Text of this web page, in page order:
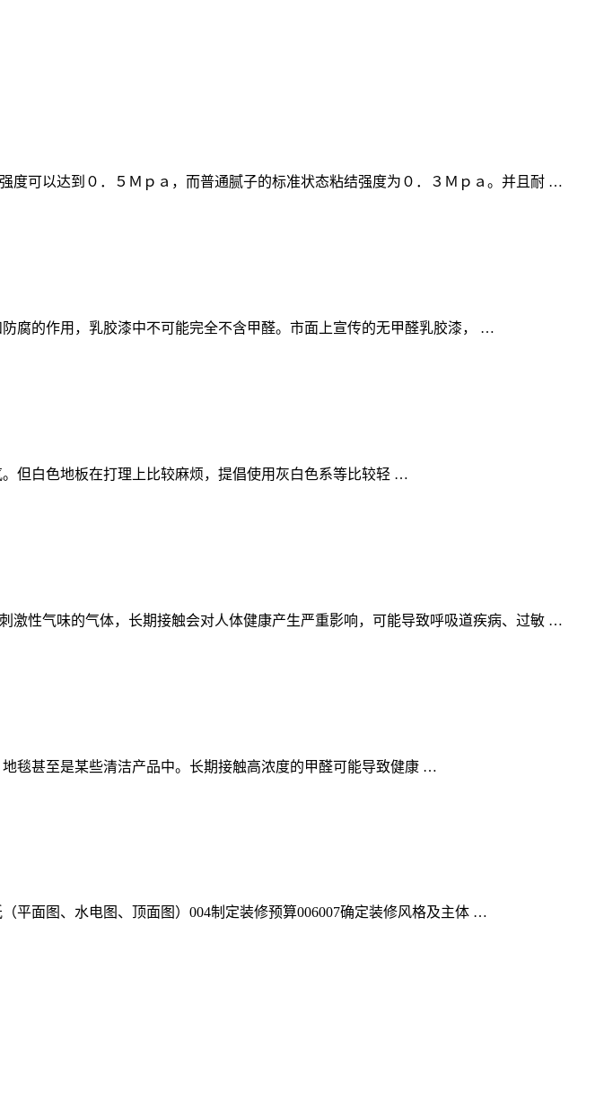
度可以达到０．５Ｍｐａ，而普通腻子的标准状态粘结强度为０．３Ｍｐａ。并且耐 …
腐的作用，乳胶漆中不可能完全不含甲醛。市面上宣传的无甲醛乳胶漆， …
但白色地板在打理上比较麻烦，提倡使用灰白色系等比较轻 …
性气味的气体，长期接触会对人体健康产生严重影响，可能导致呼吸道疾病、过敏 …
毯甚至是某些清洁产品中。长期接触高浓度的甲醛可能导致健康 …
平面图、水电图、顶面图）004制定装修预算006007确定装修风格及主体 …